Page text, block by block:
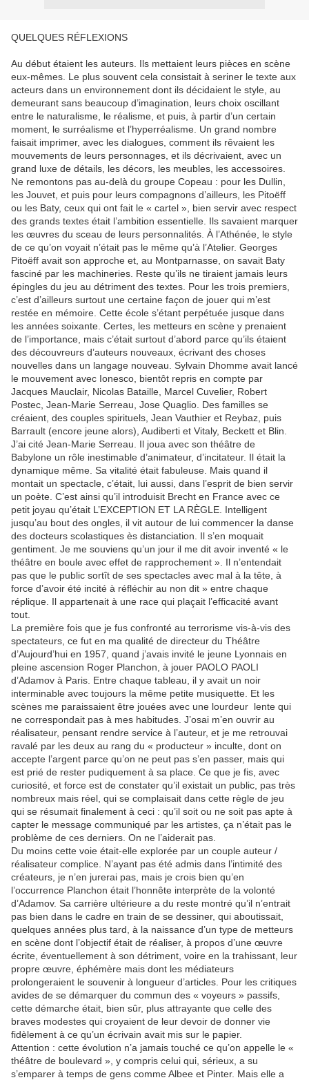
QUELQUES RÉFLEXIONS
Au début étaient les auteurs. Ils mettaient leurs pièces en scène
eux-mêmes. Le plus souvent cela consistait à seriner le texte aux
acteurs dans un environnement dont ils décidaient le style, au
demeurant sans beaucoup d’imagination, leurs choix oscillant
entre le naturalisme, le réalisme, et puis, à partir d’un certain
moment, le surréalisme et l’hyperréalisme. Un grand nombre
faisait imprimer, avec les dialogues, comment ils rêvaient les
mouvements de leurs personnages, et ils décrivaient, avec un
grand luxe de détails, les décors, les meubles, les accessoires.
Ne remontons pas au-delà du groupe Copeau : pour les Dullin,
les Jouvet, et puis pour leurs compagnons d’ailleurs, les Pitoëff
ou les Baty, ceux qui ont fait le « cartel », bien servir avec respect
des grands textes était l’ambition essentielle. Ils savaient marquer
les œuvres du sceau de leurs personnalités. À l’Athénée, le style
de ce qu’on voyait n’était pas le même qu’à l’Atelier. Georges
Pitoëff avait son approche et, au Montparnasse, on savait Baty
fasciné par les machineries. Reste qu’ils ne tiraient jamais leurs
épingles du jeu au détriment des textes. Pour les trois premiers,
c’est d’ailleurs surtout une certaine façon de jouer qui m’est
restée en mémoire. Cette école s’étant perpétuée jusque dans
les années soixante. Certes, les metteurs en scène y prenaient
de l’importance, mais c’était surtout d’abord parce qu’ils étaient
des découvreurs d’auteurs nouveaux, écrivant des choses
nouvelles dans un langage nouveau. Sylvain Dhomme avait lancé
le mouvement avec Ionesco, bientôt repris en compte par
Jacques Mauclair, Nicolas Bataille, Marcel Cuvelier, Robert
Postec, Jean-Marie Serreau, Jose Quaglio. Des familles se
créaient, des couples spirituels, Jean Vauthier et Reybaz, puis
Barrault (encore jeune alors), Audiberti et Vitaly, Beckett et Blin.
J’ai cité Jean-Marie Serreau. Il joua avec son théâtre de
Babylone un rôle inestimable d’animateur, d’incitateur. Il était la
dynamique même. Sa vitalité était fabuleuse. Mais quand il
montait un spectacle, c’était, lui aussi, dans l’esprit de bien servir
un poète. C’est ainsi qu’il introduisit Brecht en France avec ce
petit joyau qu’était L’EXCEPTION ET LA RÈGLE. Intelligent
jusqu’au bout des ongles, il vit autour de lui commencer la danse
des docteurs scolastiques ès distanciation. Il s’en moquait
gentiment. Je me souviens qu’un jour il me dit avoir inventé « le
théâtre en boule avec effet de rapprochement ». Il n’entendait
pas que le public sortît de ses spectacles avec mal à la tête, à
force d’avoir été incité à réfléchir au non dit » entre chaque
réplique. Il appartenait à une race qui plaçait l’efficacité avant
tout.
La première fois que je fus confronté au terrorisme vis-à-vis des
spectateurs, ce fut en ma qualité de directeur du Théâtre
d’Aujourd’hui en 1957, quand j’avais invité le jeune Lyonnais en
pleine ascension Roger Planchon, à jouer PAOLO PAOLI
d’Adamov à Paris. Entre chaque tableau, il y avait un noir
interminable avec toujours la même petite musiquette. Et les
scènes me paraissaient être jouées avec une lourdeur lente qui
ne correspondait pas à mes habitudes. J’osai m’en ouvrir au
réalisateur, pensant rendre service à l’auteur, et je me retrouvai
ravalé par les deux au rang du « producteur » inculte, dont on
accepte l’argent parce qu’on ne peut pas s’en passer, mais qui
est prié de rester pudiquement à sa place. Ce que je fis, avec
curiosité, et force est de constater qu’il existait un public, pas très
nombreux mais réel, qui se complaisait dans cette règle de jeu
qui se résumait finalement à ceci : qu’il soit ou ne soit pas apte à
capter le message communiqué par les artistes, ça n’était pas le
problème de ces derniers. On ne l’aiderait pas.
Du moins cette voie était-elle explorée par un couple auteur /
réalisateur complice. N’ayant pas été admis dans l’intimité des
créateurs, je n’en jurerai pas, mais je crois bien qu’en
l’occurrence Planchon était l’honnête interprète de la volonté
d’Adamov. Sa carrière ultérieure a du reste montré qu’il n’entrait
pas bien dans le cadre en train de se dessiner, qui aboutissait,
quelques années plus tard, à la naissance d’un type de metteurs
en scène dont l’objectif était de réaliser, à propos d’une œuvre
écrite, éventuellement à son détriment, voire en la trahissant, leur
propre œuvre, éphémère mais dont les médiateurs
prolongeraient le souvenir à longueur d’articles. Pour les critiques
avides de se démarquer du commun des « voyeurs » passifs,
cette démarche était, bien sûr, plus attrayante que celle des
braves modestes qui croyaient de leur devoir de donner vie
fidèlement à ce qu’un écrivain avait mis sur le papier.
Attention : cette évolution n’a jamais touché ce qu’on appelle le «
théâtre de boulevard », y compris celui qui, sérieux, a su
s’emparer à temps de gens comme Albee et Pinter. Mais elle a